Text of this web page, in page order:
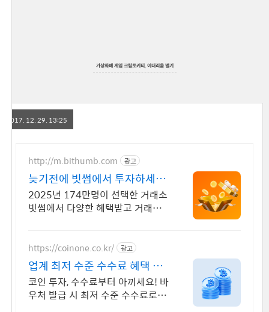
가상화폐 게임 크립토키티, 이더리움 벌기
2017. 12. 29. 13:25
http://m.bithumb.com 광고
늦기전에 빗썸에서 투자하세요
신규 가입 시 5만원 혜택
2025년 174만명이 선택한 거래소
빗썸에서 다양한 혜택받고 거래하
https://coinone.co.kr/ 광고
업계 최저 수준 수수료 혜택 12
년 무사고 거래소
코인 투자, 수수료부터 아끼세요! 바
우처 발급 시 최저 수준 수수료로 거